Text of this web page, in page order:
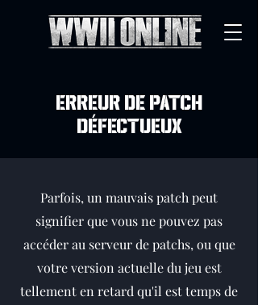
erreur de patch
défectueux
Parfois, un mauvais patch peut
signifier que vous ne pouvez pas
accéder au serveur de patchs, ou que
votre version actuelle du jeu est
tellement en retard qu'il est temps de